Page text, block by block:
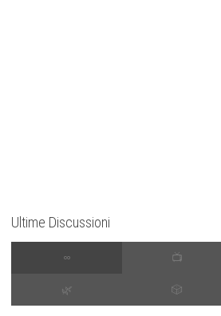
Ultime Discussioni
∞ 📺
🌿 🎲